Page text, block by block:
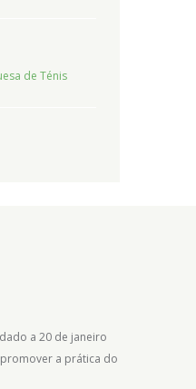
a 20 de janeiro
a prática do